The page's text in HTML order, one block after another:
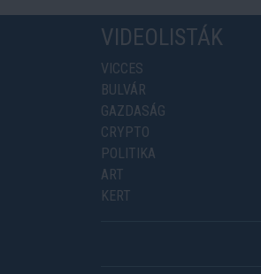
VIDEOLISTÁK
VICCES
BULVÁR
GAZDASÁG
CRYPTO
POLITIKA
ART
KERT